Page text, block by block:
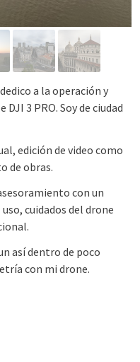
a la operación y
3 PRO. Soy de ciudad
edición de video como
de obras.
con un
cuidados del drone
así dentro de poco
con mi drone.